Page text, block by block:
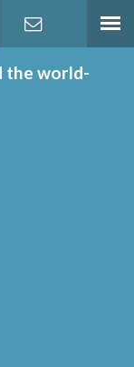
the world-
お問い合わ